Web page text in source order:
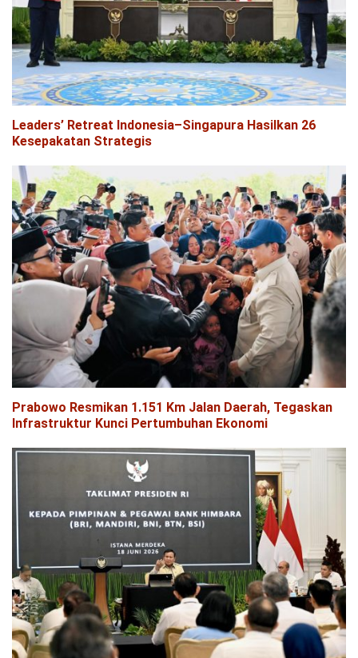
Leaders’ Retreat Indonesia–Singapura Hasilkan 26
Kesepakatan Strategis
Prabowo Resmikan 1.151 Km Jalan Daerah, Tegaskan
Infrastruktur Kunci Pertumbuhan Ekonomi